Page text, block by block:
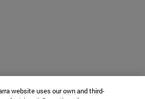
website uses our own and third-